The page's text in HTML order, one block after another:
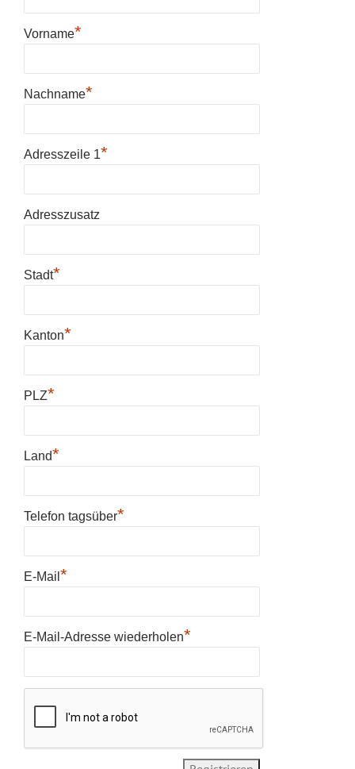
Vorname*
Nachname*
Adresszeile 1*
Adresszusatz
Stadt*
Kanton*
PLZ*
Land*
Telefon tagsüber*
E-Mail *
E-Mail-Adresse wiederholen*